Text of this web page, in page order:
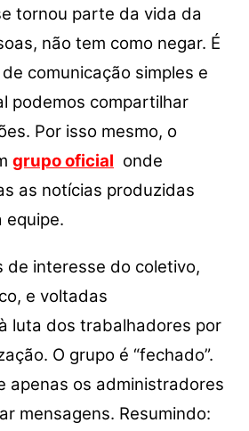
p
y
Li
n
k
ar
e
tornou parte da vida da
não tem como negar. É
comunicação simples e
podemos compartilhar
Por isso mesmo, o
grupo oficial onde
as notícias produzidas
equipe.
de interesse do coletivo,
e voltadas
luta dos trabalhadores por
O grupo é “fechado”.
apenas os administradores
mensagens. Resumindo: